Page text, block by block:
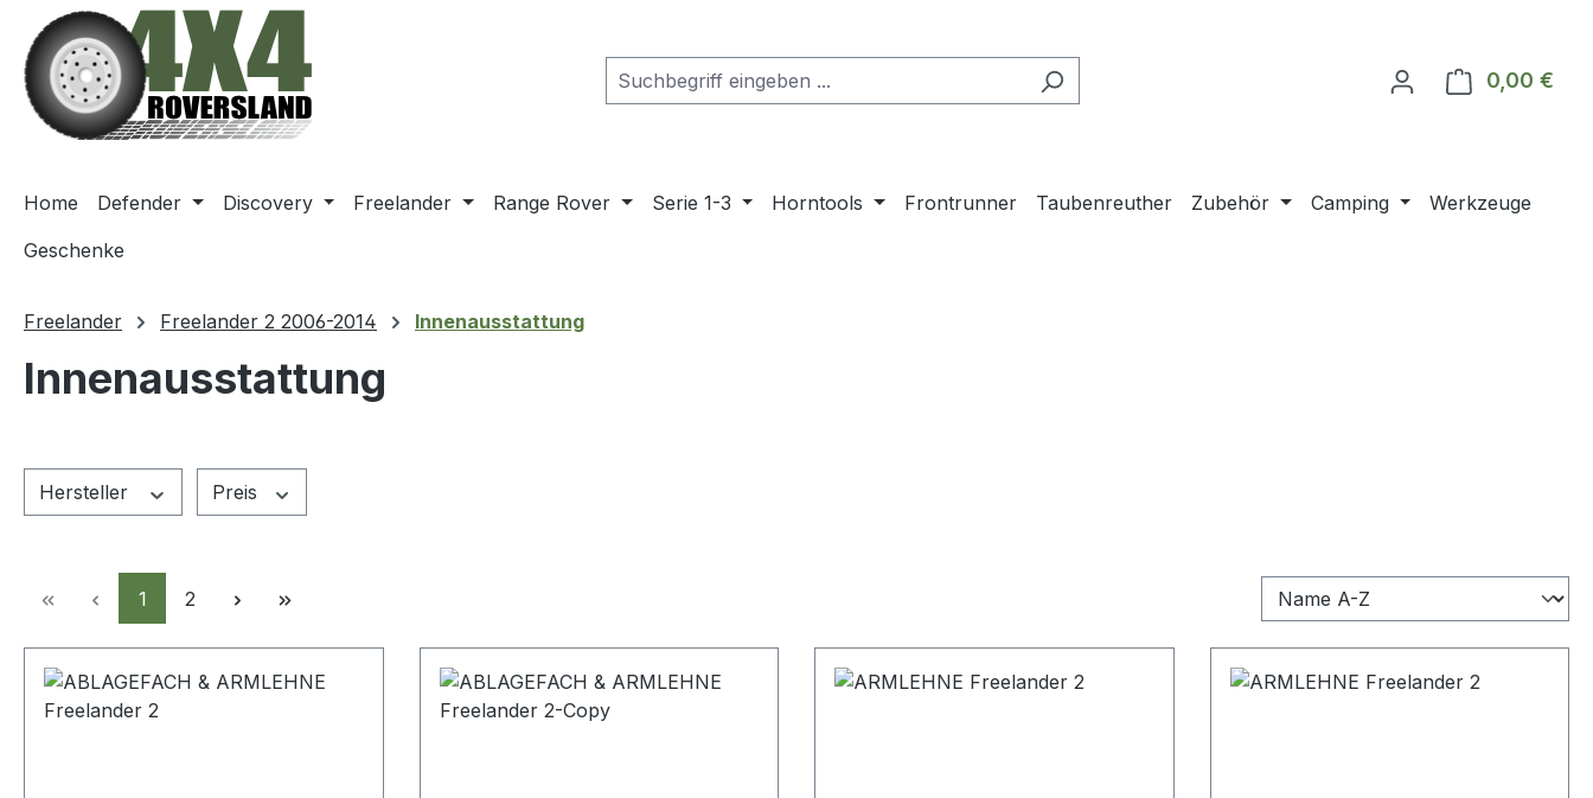
Hauptinhalt springen
Zur Suche springen
Zur Hauptnavigation springen
0,00 €
Home Defender Discovery Freelander Range Rover Serie 1-3 Horntools Frontrunner Taubenreuther Zubehör Camping
Werkzeuge
Geschenke
Freelander Freelander 2 2006-2014 Innenausstattung
Innenausstattung
Hersteller Preis
Seite
1 Seite
2